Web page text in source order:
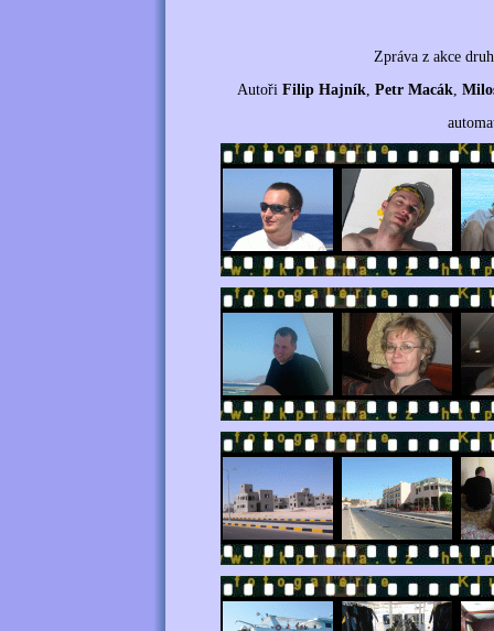
Zpráva z akce
Autoři Filip Hajník, Petr Macák,